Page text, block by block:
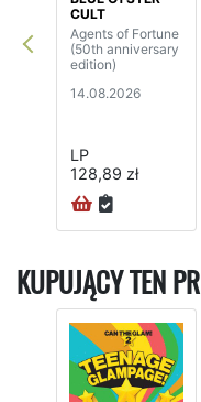
CULT
Agents of Fortune
(50th anniversary
edition)
14.08.2026
LP
128,89 zł
KUPUJĄCY TEN